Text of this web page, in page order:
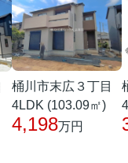
桶川市末広３丁目
4LDK (103.09㎡)
4,198万円